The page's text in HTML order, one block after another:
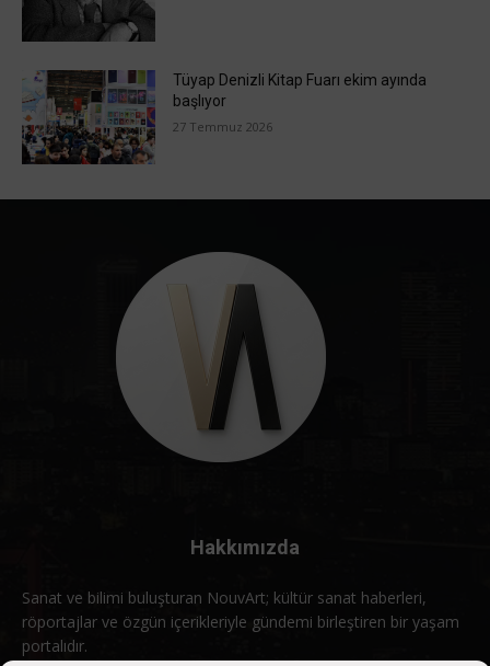
Tüyap Denizli Kitap Fuarı ekim ayında
başlıyor
27 Temmuz 2026
Hakkımızda
Sanat ve bilimi buluşturan NouvArt; kültür sanat haberleri,
röportajlar ve özgün içerikleriyle gündemi birleştiren bir yaşam
portalıdır.